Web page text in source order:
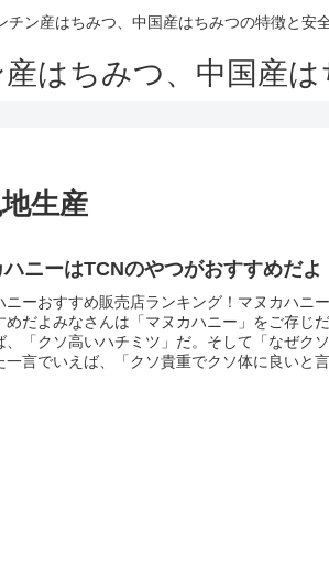
チン産はちみつ、中国産はちみつの特徴と安
はちみつ、中国産
生産
ハニーはTCNのやつがおすすめだよ
ニーおすすめ販売店ランキング！マヌカハニ
めだよみなさんは「マヌカハニー」をご存じ
、「クソ高いハチミツ」だ。そして「なぜク
一言でいえば、「クソ貴重でクソ体に良いと言